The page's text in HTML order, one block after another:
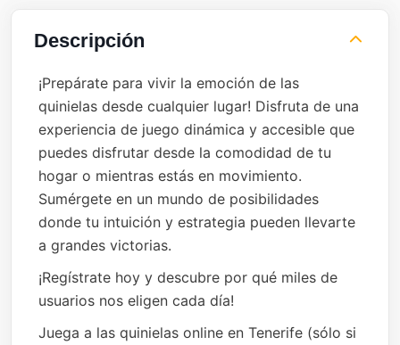
Descripción
¡Prepárate para vivir la emoción de las
quinielas desde cualquier lugar! Disfruta de una
experiencia de juego dinámica y accesible que
puedes disfrutar desde la comodidad de tu
hogar o mientras estás en movimiento.
Sumérgete en un mundo de posibilidades
donde tu intuición y estrategia pueden llevarte
a grandes victorias.
¡Regístrate hoy y descubre por qué miles de
usuarios nos eligen cada día!
Juega a las quinielas online en Tenerife (sólo si